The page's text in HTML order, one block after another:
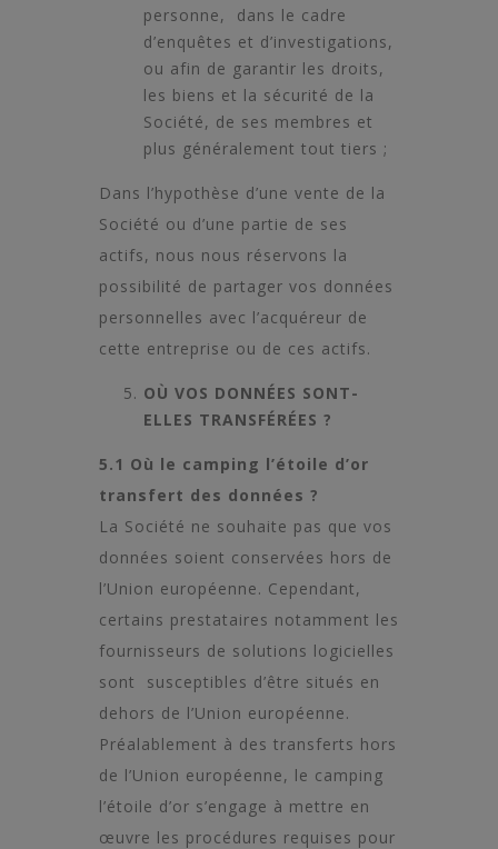
personne, dans le cadre
d’enquêtes et d’investigations,
ou afin de garantir les droits,
les biens et la sécurité de la
Société, de ses membres et
plus généralement tout tiers ;
Dans l’hypothèse d’une vente de la
Société ou d’une partie de ses
actifs, nous nous réservons la
possibilité de partager vos données
personnelles avec l’acquéreur de
cette entreprise ou de ces actifs.
OÙ VOS DONNÉES SONT-
ELLES TRANSFÉRÉES ?
5.1 Où le camping l’étoile d’or
transfert des données ?
La Société ne souhaite pas que vos
données soient conservées hors de
l’Union européenne. Cependant,
certains prestataires notamment les
fournisseurs de solutions logicielles
sont susceptibles d’être situés en
dehors de l’Union européenne.
Préalablement à des transferts hors
de l’Union européenne, le camping
l’étoile d’or s’engage à mettre en
œuvre les procédures requises pour